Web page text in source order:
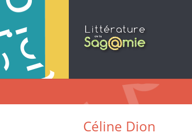
Céline Dion